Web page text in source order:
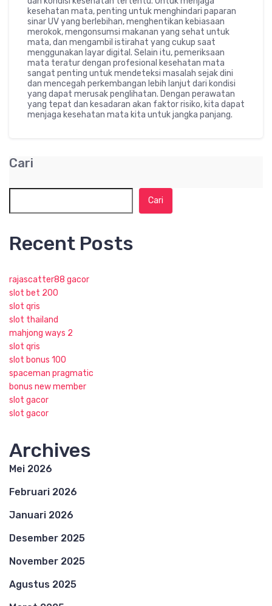
kesehatan mata, penting untuk menghindari paparan
sinar UV yang berlebihan, menghentikan kebiasaan
merokok, mengonsumsi makanan yang sehat untuk
mata, dan mengambil istirahat yang cukup saat
menggunakan layar digital. Selain itu, pemeriksaan
mata teratur dengan profesional kesehatan mata
sangat penting untuk mendeteksi masalah sejak dini
dan mencegah perkembangan lebih lanjut dari kondisi
yang dapat merusak penglihatan. Dengan perawatan
yang tepat dan kesadaran akan faktor risiko, kita dapat
menjaga kesehatan mata kita untuk jangka panjang.
Cari
Cari
Recent Posts
rajascatter88 gacor
slot bet 200
slot qris
slot thailand
mahjong ways 2
slot qris
slot bonus 100
spaceman pragmatic
bonus new member
slot gacor
slot gacor
Archives
Mei 2026
Februari 2026
Januari 2026
Desember 2025
November 2025
Agustus 2025